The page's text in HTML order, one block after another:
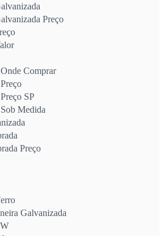
Preço
Comprar
SP
Medida
Preço
Galvanizada